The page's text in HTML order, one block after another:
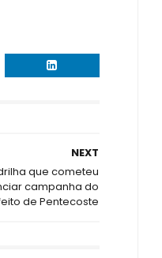
NEXT
que cometeu
campanha do
de Pentecoste